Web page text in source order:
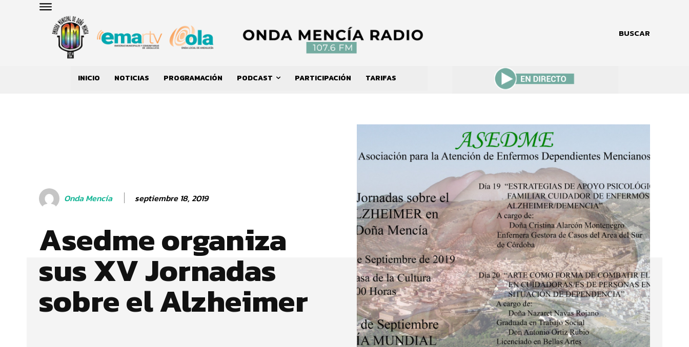
BUSCAR
INICIO NOTICIAS PROGRAMACIÓN PODCAST PARTICIPACIÓN TARIFAS
Onda Mencía septiembre 18, 2019
Asedme organiza
sus XV Jornadas
sobre el Alzheimer